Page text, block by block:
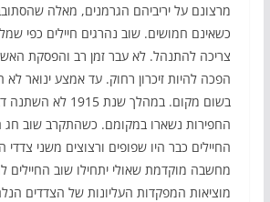
מרצונם על יריביהם הגרמנים, מאלה
כשאינם חמושים. שוב נהרגים חיילים כפי
צריכה להתנהל. לא עבר זמן רב והפסקת
הפכה להיות זיכרון רחוק. עד אמצע ינואר לא
בשום מקום. במהלך שנת
החפירות נשארו במקומם. כשהתקרב שוב חג
החיילים כבר היו שפופים ורצוצים משני צדדי
מחשבה מוקדמת שאולי יתחילו שוב החיילים
מוציאות המפקדות העליונות של הצדדים